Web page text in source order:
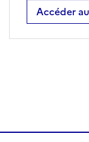
Accéder